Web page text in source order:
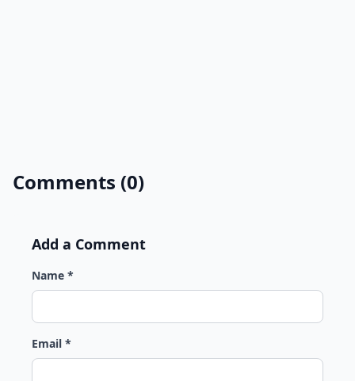
Comments (0)
Add a Comment
Name *
Email *